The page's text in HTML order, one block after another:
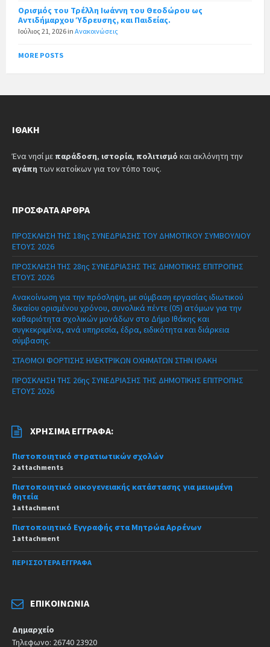
Ορισμός του Τρέλλη Ιωάννη του Θεοδώρου ως
Αντιδήμαρχου Ύδρευσης, και Παιδείας.
Ιούλιος 21, 2026 in Ανακοινώσεις
MORE POSTS
ΙΘΆΚΗ
Ένα νησί με παράδοση, ιστορία, πολιτισμό και ακλόνητη την
αγάπη των κατοίκων για τον τόπο τους.
ΠΡΌΣΦΑΤΑ ΆΡΘΡΑ
ΠΡΟΣΚΛΗΣΗ ΤΗΣ 18ης ΣΥΝΕΔΡΙΑΣΗΣ ΤΟΥ ΔΗΜΟΤΙΚΟΥ ΣΥΜΒΟΥΛΙΟΥ
ΕΤΟΥΣ 2026
ΠΡΟΣΚΛΗΣΗ ΤΗΣ 28ης ΣΥΝΕΔΡΙΑΣΗΣ ΤΗΣ ΔΗΜΟΤΙΚΗΣ ΕΠΙΤΡΟΠΗΣ
ΕΤΟΥΣ 2026
Ανακοίνωση για την πρόσληψη, με σύμβαση εργασίας ιδιωτικού
δικαίου ορισμένου χρόνου, συνολικά πέντε (05) ατόμων για την
καθαριότητα σχολικών μονάδων στο Δήμο Ιθάκης και
συγκεκριμένα, ανά υπηρεσία, έδρα, ειδικότητα και διάρκεια
σύμβασης.
ΣΤΑΘΜΟΙ ΦΟΡΤΙΣΗΣ ΗΛΕΚΤΡΙΚΩΝ ΟΧΗΜΑΤΩΝ ΣΤΗΝ ΙΘΑΚΗ
ΠΡΟΣΚΛΗΣΗ ΤΗΣ 26ης ΣΥΝΕΔΡΙΑΣΗΣ ΤΗΣ ΔΗΜΟΤΙΚΗΣ ΕΠΙΤΡΟΠΗΣ
ΕΤΟΥΣ 2026
ΧΡΉΣΙΜΑ ΈΓΓΡΑΦΑ:
Πιστοποιητικό στρατιωτικών σχολών
2 attachments
Πιστοποιητικό οικογενειακής κατάστασης για μειωμένη
θητεία
1 attachment
Πιστοποιητικό Εγγραφής στα Μητρώα Αρρένων
1 attachment
ΠΕΡΙΣΣΌΤΕΡΑ ΈΓΓΡΑΦΑ
ΕΠΙΚΟΙΝΩΝΊΑ
Δημαρχείο
Τηλεφωνο: 26740 23920